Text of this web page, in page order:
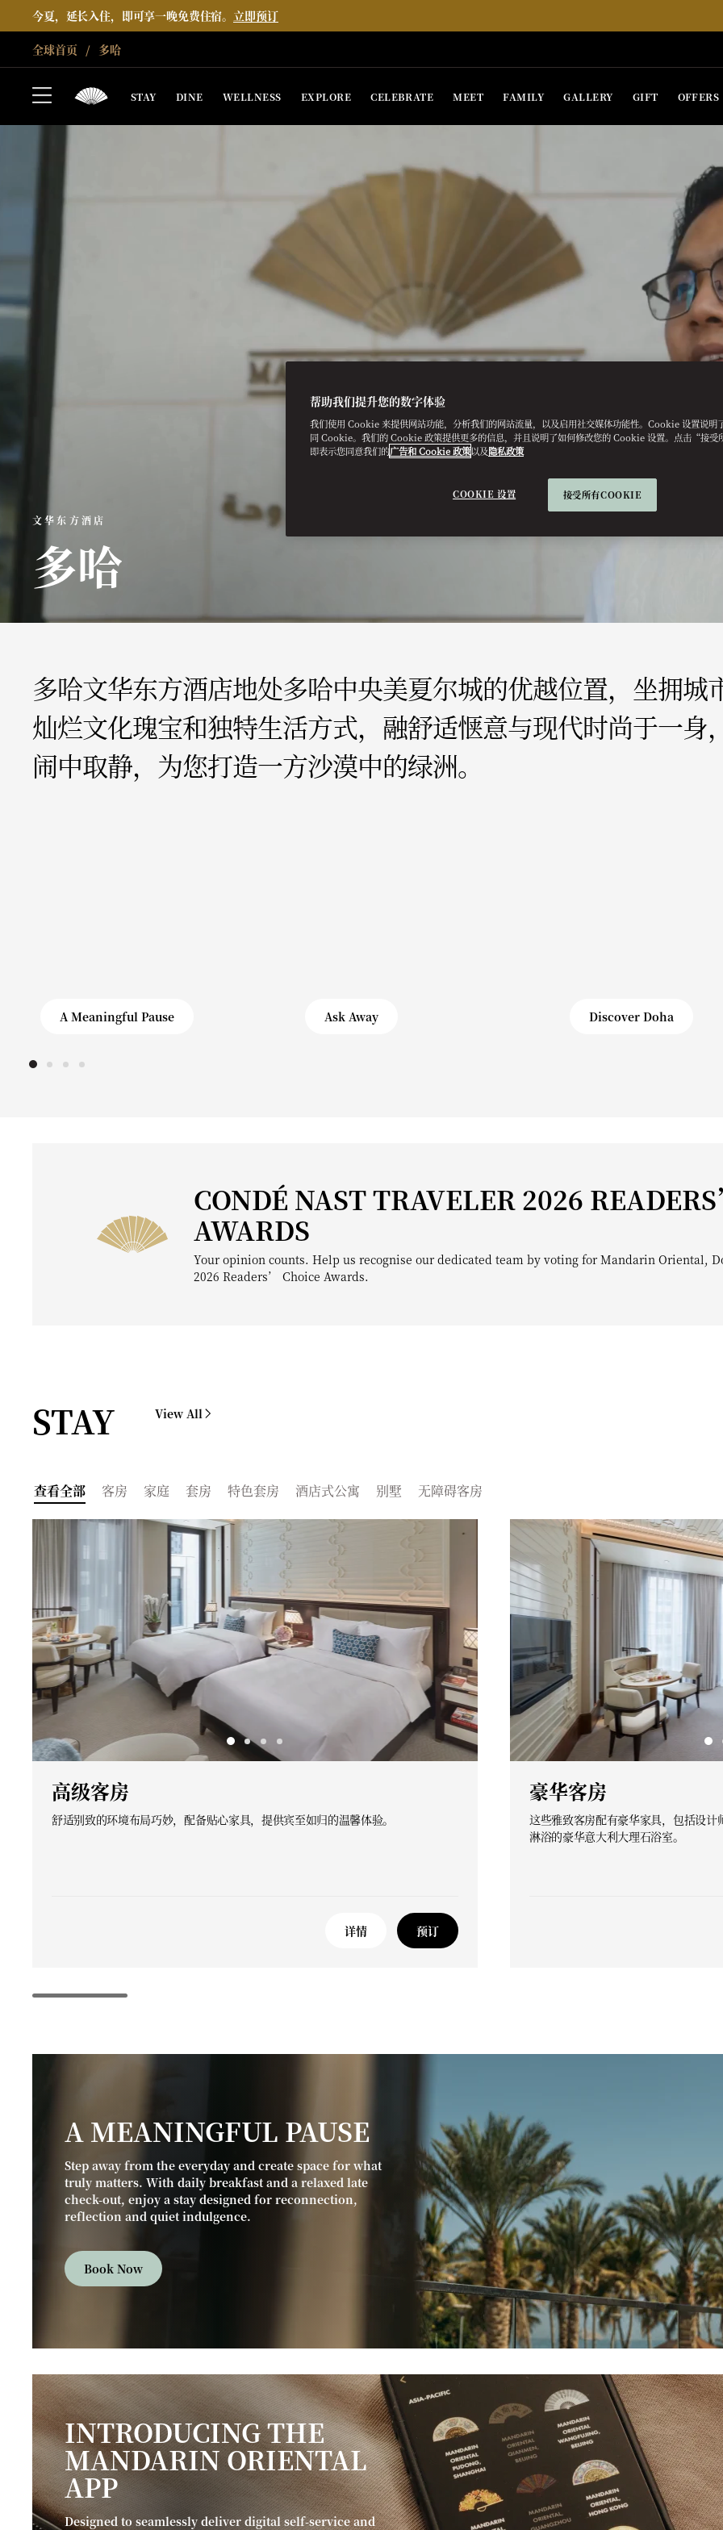
今夏，延长入住，即可享一晚免费住宿。 立即预订
全球首页 多哈
STAY DINE WELLNESS EXPLORE CELEBRATE MEET FAMILY GALLERY GIFT OFFERS
文华东方酒店
多哈
多哈文华东方酒店地处多哈中央美夏尔城的优越位置，坐拥城
灿烂文化瑰宝和独特生活方式，融舒适惬意与现代时尚于一身
闹中取静，为您打造一方沙漠中的绿洲。
A Meaningful Pause Ask Away Discover Doha
CONDÉ NAST TRAVELER 2026
AWARDS
Your opinion counts. Help us recognise our dedicated team by voting for Mandarin Oriental,
2026 Readers’ Choice Awards.
STAY View All
查看全部 客房 家庭 套房 特色套房 酒店式公寓 别墅 无障碍客房
高级客房
舒适别致的环境布局巧妙，配备贴心家具，提供宾至如归的温馨体验。
详情 预订
豪华客房
这些雅致客房配有豪华家具，包括设
淋浴的豪华意大利大理石浴室。
A MEANINGFUL PAUSE
Step away from the everyday and create space for what
truly matters. With daily breakfast and a relaxed late
check-out, enjoy a stay designed for reconnection,
reflection and quiet indulgence.
Book Now
INTRODUCING THE
MANDARIN ORIENTAL
APP
Designed to seamlessly deliver digital self-service and
帮助我们提升您的数字体验
我们使用 Cookie 来提供网站功能，分析我们的网站流量，以及启用社交媒体功能性。Cookie 设置说明
同 Cookie。我们的 Cookie 政策提供更多的信息，并且说明了如何修改您的 Cookie 设置。点击“接
即表示您同意我们的广告和 Cookie 政策以及隐私政策
COOKIE 设置 接受所有COOKIE